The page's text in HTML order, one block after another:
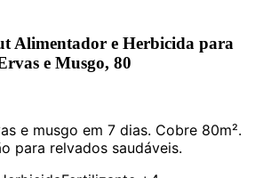
Alimentador e Herbicida para
e Musgo, 80
e musgo em 7 dias. Cobre 80m².
para relvados saudáveis.